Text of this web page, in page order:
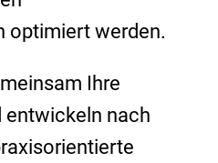
optimiert werden.
Ihre
entwickeln nach